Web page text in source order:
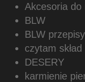
Akcesoria do
BLW
BLW przepisy
czytam skład
DESERY
karmienie